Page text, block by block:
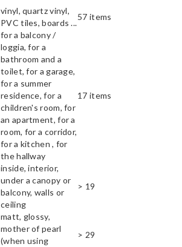
vinyl, quartz vinyl,
PVC tiles, boards ...
57 items
for a balcony /
loggia, for a
bathroom and a
toilet, for a garage,
for a summer
residence, for a
children's room, for
an apartment, for a
room, for a corridor,
for a kitchen , for
the hallway
17 items
inside, interior,
under a canopy or
balcony, walls or
ceiling
> 19
matt, glossy,
mother of pearl
(when using
> 29